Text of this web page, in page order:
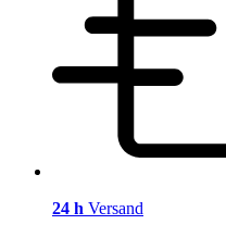
24 h Versand